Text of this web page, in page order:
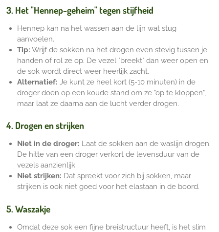
3. Het "Hennep-geheim" tegen stijfheid
Hennep kan na het wassen aan de lijn wat stug
aanvoelen.
Tip: Wrijf de sokken na het drogen even stevig tussen je
handen of rol ze op. De vezel "breekt" dan weer open en
de sok wordt direct weer heerlijk zacht.
Alternatief: Je kunt ze heel kort (5-10 minuten) in de
droger doen op een koude stand om ze "op te kloppen",
maar laat ze daarna aan de lucht verder drogen.
4. Drogen en strijken
Niet in de droger: Laat de sokken aan de waslijn drogen.
De hitte van een droger verkort de levensduur van de
vezels aanzienlijk.
Niet strijken: Dat spreekt voor zich bij sokken, maar
strijken is ook niet goed voor het elastaan in de boord.
5. Waszakje
Omdat deze sok een fijne breistructuur heeft, is het slim